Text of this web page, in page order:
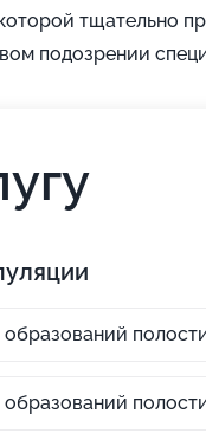
тщательно
подозрении